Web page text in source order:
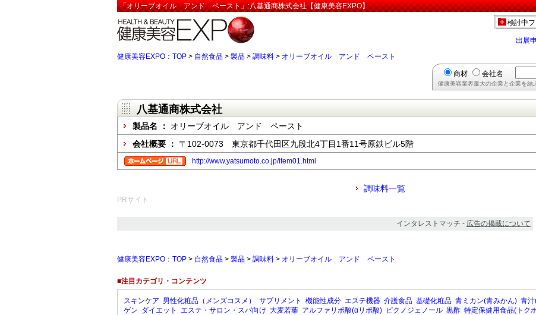
「オリーブオイル アンド ペースト」:八基通商株式会社【健康美容EXPO】
検討中
出展
健康美容EXPO：TOP > 自然食品 > 製品 > 調味料 > オリーブオイル アンド ペースト
商材 会社名
健康美容業界最大の企業と企業を
八基通商株式会社
製品名 ： オリーブオイル アンド ペースト
会社概要 ： 〒102-0073 東京都千代田区九段北4丁目1番11号原鉄ビル5階
http://www.yatsumoto.co.jp/item01.html
調味料一覧
PRサイト
インタレストマッチ - 広告の掲載について
健康美容EXPO：TOP > 自然食品 > 製品 > 調味料 > オリーブオイル アンド ペースト
■注目カテゴリ・コンテンツ
スキンケア 男性化粧品（メンズコスメ） サプリメント 機能性成分 エステ機器 介護食品 基礎化粧品 青ミカン(青みかん) 青
ゲン ダイエット エステ・サロン・スパ向け 大麦若葉 アルファリポ酸(αリポ酸) ピクノジェノール 黒酢 特定保健用食品(トク